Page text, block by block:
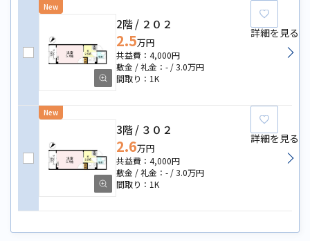
2階 ２０２
2.5万円
4,000円
-
3.0万円
1K
New
詳細を見る
3階 ３０２
2.6万円
4,000円
-
3.0万円
1K
New
詳細を見る